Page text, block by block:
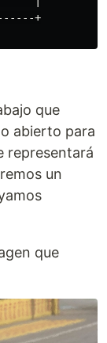
+
que
abierto para
representará
un
que